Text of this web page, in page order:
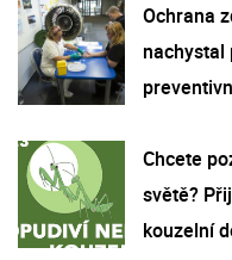
Ochrana
nachystal
Chcete
světě?
kouzelní